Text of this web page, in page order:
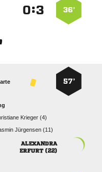
36’
:
57’
 
 

 